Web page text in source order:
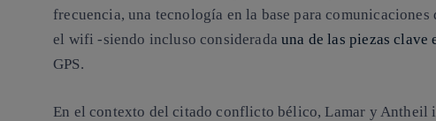
frecuencia, una tecnología en la base para
el wifi -siendo incluso consideradauna de las piezas clave
GPS.
En el contexto del citado conflicto bélico, Lamar y Antheil